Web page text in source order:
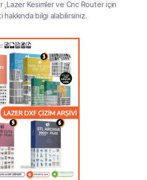
,Lazer Kesimler ve Cnc Router için
bilgi alabilirsiniz.